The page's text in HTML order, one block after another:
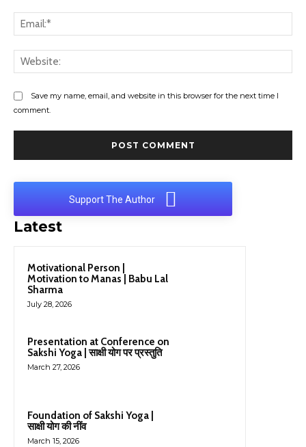
Save my name, email, and website in this browser for the next time I
comment.
Support The Author
Latest
Motivational Person |
Motivation to Manas | Babu Lal
Sharma
July 28, 2026
Presentation at Conference on
Sakshi Yoga | साक्षी योग पर प्रस्तुति
March 27, 2026
Foundation of Sakshi Yoga |
साक्षी योग की नींव
March 15, 2026